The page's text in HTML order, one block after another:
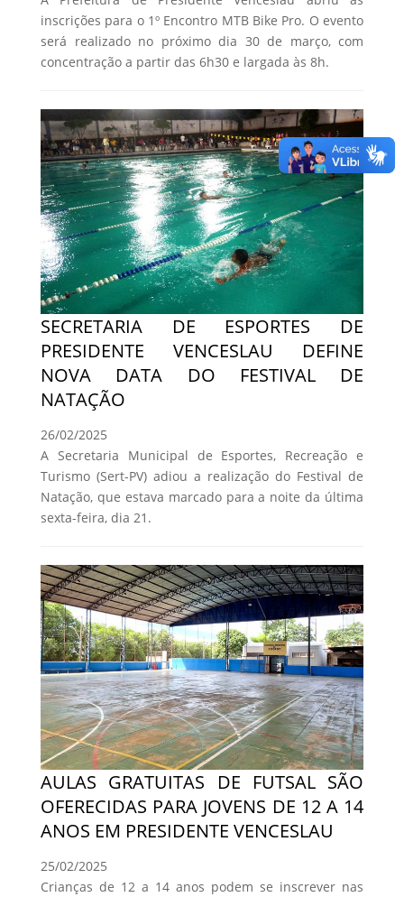
inscrições para o 1º Encontro MTB Bike Pro. O evento
será realizado no próximo dia 30 de março, com
concentração a partir das 6h30 e largada às 8h.
SECRETARIA DE ESPORTES DE
PRESIDENTE VENCESLAU DEFINE
NOVA DATA DO FESTIVAL DE
NATAÇÃO
26/02/2025
A Secretaria Municipal de Esportes, Recreação e
Turismo (Sert-PV) adiou a realização do Festival de
Natação, que estava marcado para a noite da última
sexta-feira, dia 21.
AULAS GRATUITAS DE FUTSAL SÃO
OFERECIDAS PARA JOVENS DE 12 A 14
ANOS EM PRESIDENTE VENCESLAU
25/02/2025
Crianças de 12 a 14 anos podem se inscrever nas